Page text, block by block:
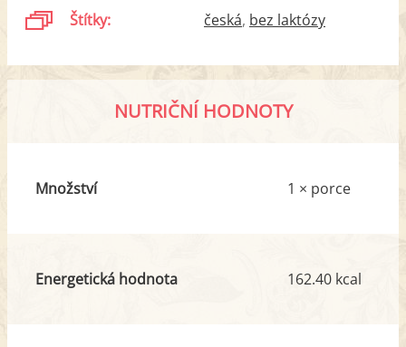
Štítky: česká bez laktózy
NUTRIČNÍ HODNOTY
Množství 1 × porce
Energetická hodnota 162.40 kcal